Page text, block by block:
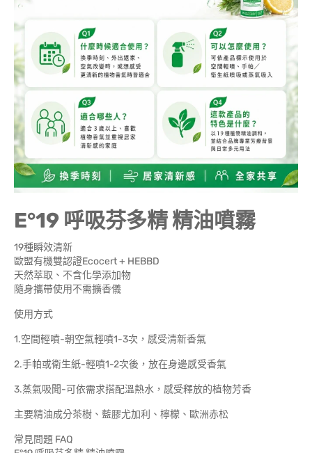
E°19 呼吸芬多精 精油噴霧
19種瞬效清新
歐盟有機雙認證Ecocert + HEBBD
天然萃取、不含化學添加物
隨身攜帶使用不需擴香儀
使用方式
1.空間輕噴-朝空氣輕噴1-3次，感受清新香氣
2.手帕或衛生紙-輕噴1-2次後，放在身邊感受香氣
3.蒸氣吸聞-可依需求搭配溫熱水，感受釋放的植物芳香
主要精油成分茶樹、藍膠尤加利、檸檬、歐洲赤松
常見問題 FAQ